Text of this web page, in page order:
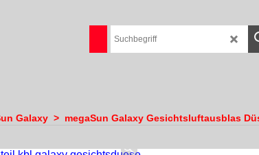
Galaxy > megaSun Galaxy Gesichtsluftausblas